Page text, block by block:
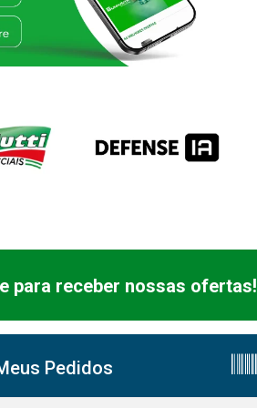
para receber nossas ofertas!
Pedidos